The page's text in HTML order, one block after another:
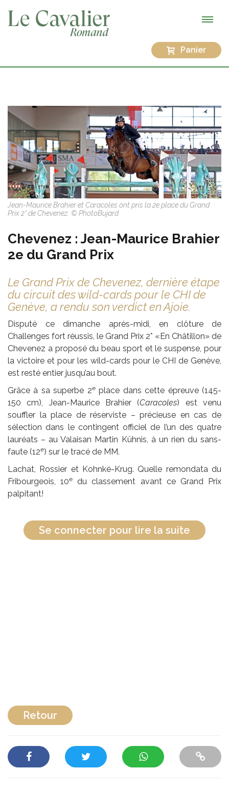
Panier
Jean-Maurice Brahier et Caracoles ont pris la 2e place du Grand
Prix 2* de Chevenez. © PhotoBujard
Chevenez : Jean-Maurice Brahier
2e du Grand Prix
Le Grand Prix de Chevenez, dernière étape
du circuit des wild-cards pour le CHI de
Genève, a rendu son verdict en Ajoie.
Disputé ce dimanche après-midi, en clôture de
Challenges fort réussis, le Grand Prix 2* «En Châtillon» de
Chevenez a proposé du beau sport et le suspense, pour
la victoire et pour les wild-cards pour le CHI de Genève,
est resté entier jusqu’au bout.
Grâce à sa superbe 2eplace dans cette épreuve (145-
150 cm), Jean-Maurice Brahier (Caracoles) est venu
souffler la place de réserviste – précieuse en cas de
sélection dans le contingent officiel de l’un des quatre
lauréats – au Valaisan Martin Kühnis, à un rien du sans-
faute (12e) sur le tracé de MM.
Lachat, Rossier et Kohnké-Krug. Quelle remondata du
Fribourgeois, 10e
du classement avant ce Grand Prix
palpitant!
Se connecter pour lire la suite
Retour